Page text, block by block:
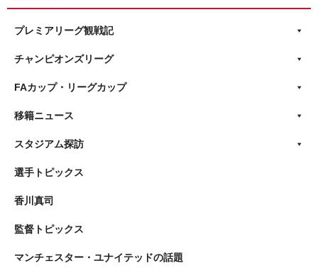
プレミアリーグ観戦記
チャンピオンズリーグ
FAカップ・リーグカップ
移籍ニュース
スタジアム探訪
選手トピックス
香川真司
監督トピックス
マンチェスター・ユナイテッドの話題